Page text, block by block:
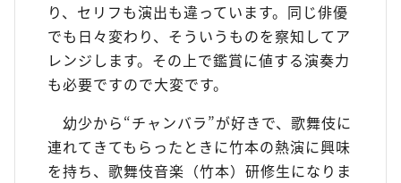
り、セリフも演出も違っています。同じ俳優
でも日々変わり、そういうものを察知してア
レンジします。その上で鑑賞に値する演奏力
も必要ですので大変です。
幼少から“チャンバラ”が好きで、歌舞伎に
連れてきてもらったときに竹本の熱演に興味
を持ち、歌舞伎音楽（竹本）研修生になりま